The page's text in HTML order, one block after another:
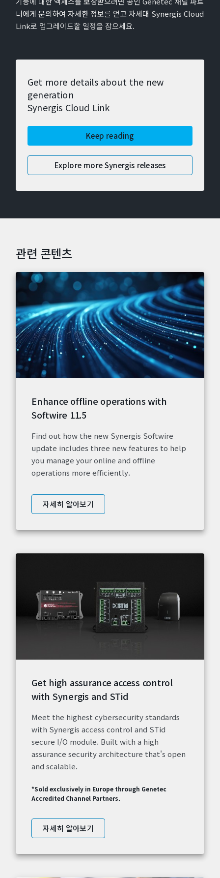
너에게 문의하여 자세한 정보를 얻고 차세대 Synergis Cloud
Link로 업그레이드할 일정을 잡으세요.
Get more details about the new
generation
Synergis Cloud Link
Keep reading
Explore more Synergis releases
관련 콘텐츠
Enhance offline operations with
Softwire 11.5
Find out how the new Synergis Softwire
update includes three new features to help
you manage your online and offline
operations more efficiently.
자세히 알아보기
Get high assurance access control
with Synergis and STid
Meet the highest cybersecurity standards
with Synergis access control and STid
secure I/O module. Built with a high
assurance security architecture that's open
and scalable.
*Sold exclusively in Europe through Genetec
Accredited Channel Partners.
자세히 알아보기